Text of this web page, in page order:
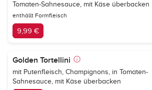
Tomaten-Sahnesauce, mit Käse überbacken
enthällt Formfleisch
9,99 €
Golden Tortellini
mit Putenfleisch, Champignons, in Tomaten-
Sahnesauce, mit Käse überbacken